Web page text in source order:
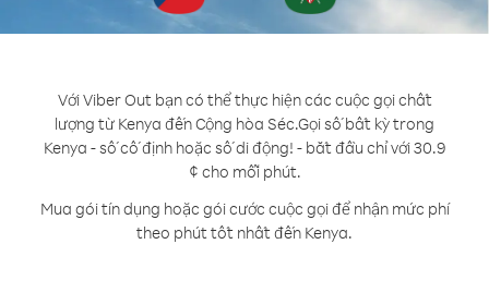
Với Viber Out bạn có thể thực hiện các cuộc gọi chất
lượng từ Kenya đến Cộng hòa Séc.Gọi số bất kỳ trong
Kenya - số cố định hoặc số di động! - bắt đầu chỉ với 30.9
¢ cho mỗi phút.
Mua gói tín dụng hoặc gói cước cuộc gọi để nhận mức phí
theo phút tốt nhất đến Kenya.